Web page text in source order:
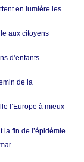
en lumière les
aux citoyens
d’enfants
de la
l’Europe à mieux
la fin de l’épidémie